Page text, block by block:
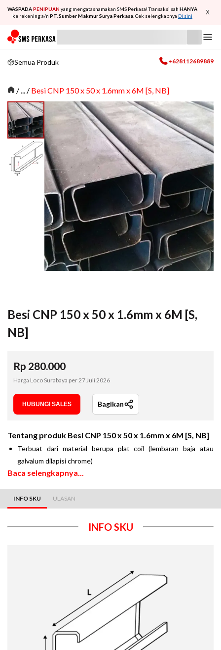
WASPADAPENIPUAN yang mengatasnamakan SMS Perkasa! Transaksi sah HANYA
ke rekening a/n PT. Sumber Makmur Surya Perkasa . Cek selengkapnya Di sini X
Semua Produk +628112689889
/... / Besi CNP 150 x 50 x 1.6mm x 6M [S, NB]
Besi CNP 150 x 50 x 1.6mm x 6M [S,
NB]
Rp 280.000
Harga Loco Surabaya per27 Juli 2026
HUBUNGI SALES Bagikan
Tentang produk Besi CNP 150 x 50 x 1.6mm x 6M [S, NB]
Terbuat dari material berupa plat coil (lembaran baja atau
galvalum dilapisi chrome)
Baca selengkapnya...
INFO SKU ULASAN
INFO SKU